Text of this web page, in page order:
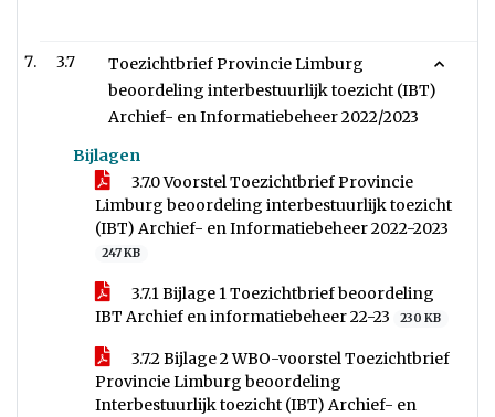
3.7
Toezichtbrief Provincie Limburg
beoordeling interbestuurlijk toezicht (IBT)
Archief- en Informatiebeheer 2022/2023
Bijlagen
3.7.0 Voorstel Toezichtbrief Provincie
Limburg beoordeling interbestuurlijk toezicht
(IBT) Archief- en Informatiebeheer 2022-2023
247 KB
3.7.1 Bijlage 1 Toezichtbrief beoordeling
IBT Archief en informatiebeheer 22-23
230 KB
3.7.2 Bijlage 2 WBO-voorstel Toezichtbrief
Provincie Limburg beoordeling
Interbestuurlijk toezicht (IBT) Archief- en